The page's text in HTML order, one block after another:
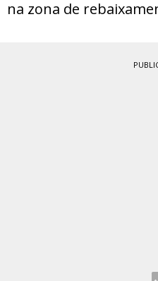
na zona de